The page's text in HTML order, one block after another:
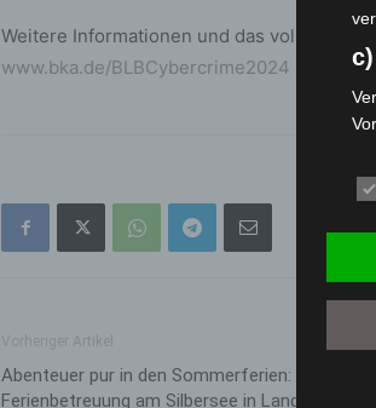
Weitere Informationen und das
www.bka.de/BLBCybercrime2024
Abenteuer pur in den Sommerferien:
Ferienbetreuung am Silbersee in Langenhagen